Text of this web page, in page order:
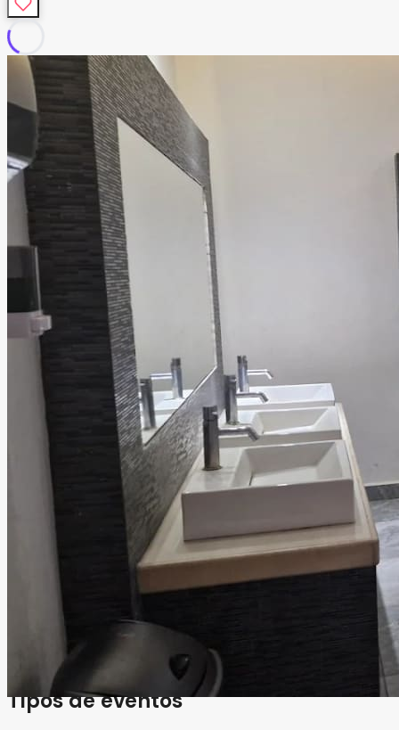
Buonarroti Eventos
San Luis Potosí, San Luis Potosí Salón
Información
Empresa con más de 36 años de experiencia en el sector
gastronómico en San Luis Potosí, especializada en
que buscan calidad culinaria respaldada por trayectoria y
Tipos de eventos